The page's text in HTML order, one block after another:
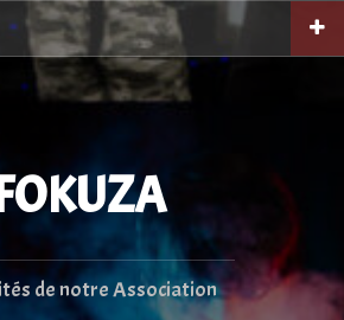
de notre Association